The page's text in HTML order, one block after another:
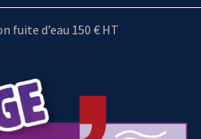
fuite d’eau 150 € HT